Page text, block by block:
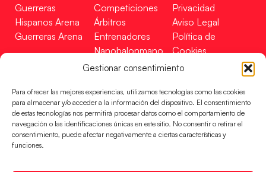
Gestionar consentimiento
Para ofrecer las mejores experiencias, utilizamos tecnologías como las cookies
para almacenar y/o acceder a la información del dispositivo. El consentimiento
de estas tecnologías nos permitirá procesar datos como el comportamiento de
navegación o las identificaciones únicas en este sitio. No consentir o retirar el
consentimiento, puede afectar negativamente a ciertas características y
funciones.
Guerreras
Hispanos Arena
Guerreras Arena
Competiciones
Árbitros
Entrenadores
Nanobalonmano
Tienda
Privacidad
Aviso Legal
Política de
Cookies
Mapa Web
Incidencias
CONTACTO
EN
FINANCIADO